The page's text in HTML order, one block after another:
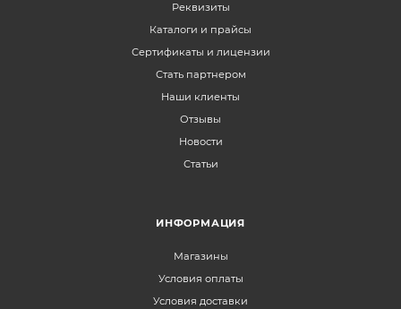
Реквизиты
Каталоги и прайсы
Сертификаты и лицензии
Стать партнером
Наши клиенты
Отзывы
Новости
Статьи
ИНФОРМАЦИЯ
Магазины
Условия оплаты
Условия доставки